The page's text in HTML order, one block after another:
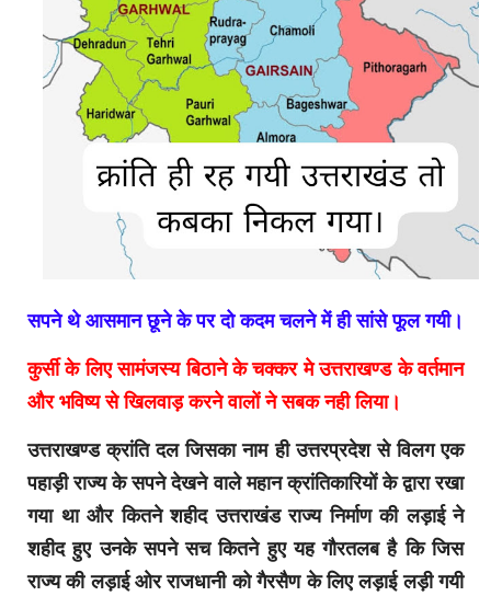
सपने थे आसमान छूने के पर दो कदम चलने में ही सांसे फूल गयी।
कुर्सी के लिए सामंजस्य बिठाने के चक्कर मे उत्तराखण्ड के वर्तमान
और भविष्य से खिलवाड़ करने वालों ने सबक नही लिया।
उत्तराखण्ड क्रांति दल जिसका नाम ही उत्तरप्रदेश से विलग एक
पहाड़ी राज्य के सपने देखने वाले महान क्रांतिकारियों के द्वारा रखा
गया था और कितने शहीद उत्तराखंड राज्य निर्माण की लड़ाई ने
शहीद हुए उनके सपने सच कितने हुए यह गौरतलब है कि जिस
राज्य की लड़ाई ओर राजधानी को गैरसैण के लिए लड़ाई लड़ी गयी